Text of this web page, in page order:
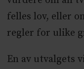
felles lov, eller
regler for ulike
En av utvalgets